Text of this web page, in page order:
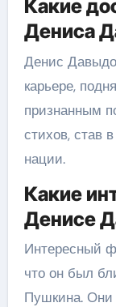
Какие
Дениса
Денис
карьере,
признанным
стихов, став
нации.
Какие
Денисе
Интересный
что он был
Пушкина. Они